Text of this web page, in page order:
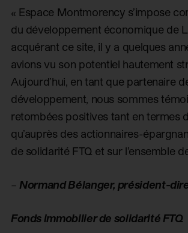
« Espace Montmorency s’impose
du développement économique de
acquérant ce site, il y a quelques
avions vu son potentiel hautement
Aujourd’hui, en tant que partenaire
développement, nous sommes
retombées positives tant en termes
qu’auprès des actionnaires-
de solidarité FTQ et sur l’ensemble
– Normand Bélanger, président-
Fonds immobilier de solidarité FTQ